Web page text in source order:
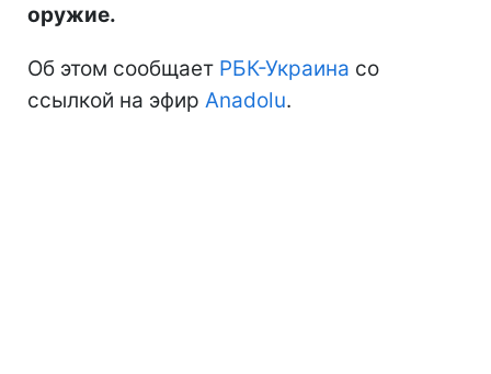
оружие.
Об этом сообщает РБК-Украина со
ссылкой на эфир Anadolu.